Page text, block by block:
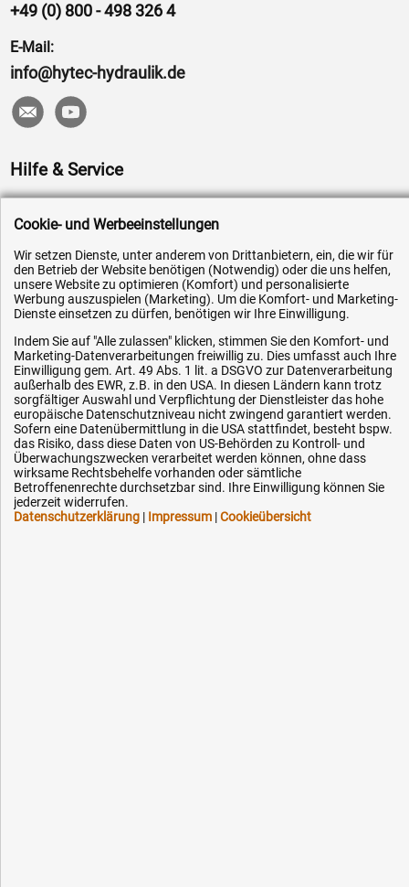
+49 (0) 800 - 498 326 4
E-Mail:
info@hytec-hydraulik.de
Hilfe & Service
Zahlungsarten
Service
AGB / Widerrufsrecht
Datenschutz
Impressum
Karriere
OEM-Ersatzteile
Technik-Hilfe
Downloads
Kontakt
Ihre Hytec-Hydraulik Vorteile
Cookie- und Werbeeinstellungen
Wir setzen Dienste, unter anderem von Drittanbietern, ein, die wir für
den Betrieb der Website benötigen (Notwendig) oder die uns helfen,
unsere Website zu optimieren (Komfort) und personalisierte
Werbung auszuspielen (Marketing). Um die Komfort- und Marketing-
Dienste einsetzen zu dürfen, benötigen wir Ihre Einwilligung.
Indem Sie auf "Alle zulassen" klicken, stimmen Sie den Komfort- und
Marketing-Datenverarbeitungen freiwillig zu. Dies umfasst auch Ihre
Einwilligung gem. Art. 49 Abs. 1 lit. a DSGVO zur Datenverarbeitung
außerhalb des EWR, z.B. in den USA. In diesen Ländern kann trotz
sorgfältiger Auswahl und Verpflichtung der Dienstleister das hohe
europäische Datenschutzniveau nicht zwingend garantiert werden.
Sofern eine Datenübermittlung in die USA stattfindet, besteht bspw.
das Risiko, dass diese Daten von US-Behörden zu Kontroll- und
Überwachungszwecken verarbeitet werden können, ohne dass
wirksame Rechtsbehelfe vorhanden oder sämtliche
Betroffenenrechte durchsetzbar sind. Ihre Einwilligung können Sie
jederzeit widerrufen.
Datenschutzerklärung | Impressum |Cookieübersicht